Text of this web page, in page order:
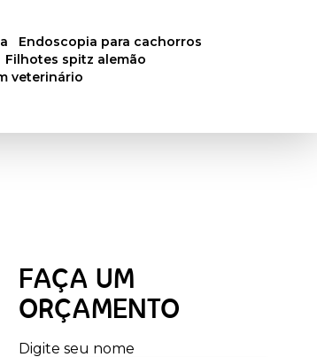
endoscopia para cachorros
filhotes spitz alemão
veterinário
FAÇA UM
ORÇAMENTO
Digite seu nome